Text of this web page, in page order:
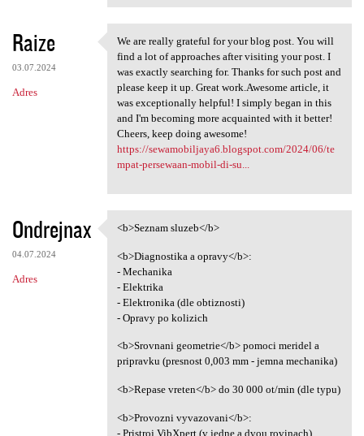
Raize
03.07.2024
Adres
We are really grateful for
We are really grateful for your blog post. You will
find a lot of approaches after visiting your post. I
was exactly searching for. Thanks for such post and
please keep it up. Great work.Awesome article, it
was exceptionally helpful! I simply began in this
and I'm becoming more acquainted with it better!
Cheers, keep doing awesome!
https://sewamobiljaya6.blogspot.com/2024/06/te
mpat-persewaan-mobil-di-su...
Ondrejnax
04.07.2024
Adres
<b>Seznam sluzeb</b>
<b>Seznam sluzeb</b>
<b>Diagnostika a opravy</b>:
- Mechanika
- Elektrika
- Elektronika (dle obtiznosti)
- Opravy po kolizich
<b>Srovnani geometrie</b> pomoci meridel a
pripravku (presnost 0,003 mm - jemna mechanika)
<b>Repase vreten</b> do 30 000 ot/min (dle typu)
<b>Provozni vyvazovani</b>:
- Pristroj VibXpert (v jedne a dvou rovinach)